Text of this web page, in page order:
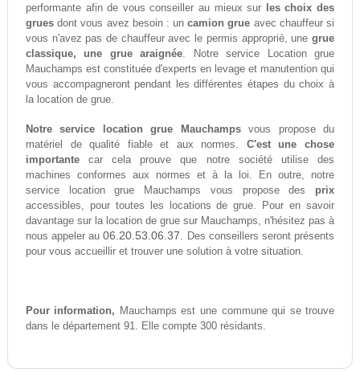
performante afin de vous conseiller au mieux sur
les choix des
gruesdont vous avez besoin : uncamion grue avec chauffeur si
vous n'avez pas de chauffeur avec le permis approprié, unegrue
classique, une grue araignée. Notre service Location grue
Mauchamps est constituée d'experts en levage et manutention qui
vous accompagneront pendant les différentes étapes du choix à
la location de grue.
Notre service location grue Mauchampsvous propose du
matériel de qualité fiable et aux normes. C'est une chose
importantecar cela prouve que notre société utilise des
machines conformes aux normes et à la loi. En outre, notre
service location grue Mauchamps vous propose des prix
accessibles, pour toutes les locations de grue. Pour en savoir
davantage sur la location de grue sur Mauchamps, n'hésitez pas à
nous appeler au06.20.53.06.37. Des conseillers seront présents
pour vous accueillir et trouver une solution à votre situation.
Pour information, Mauchamps est une commune qui se trouve
dans le département 91. Elle compte 300 résidants.